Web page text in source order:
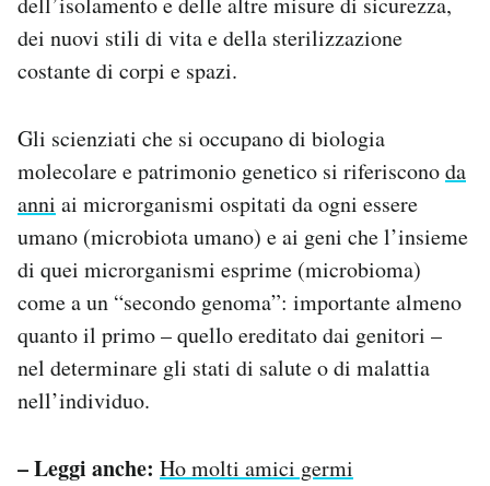
dei nuovi stili di vita e della sterilizzazione
costante di corpi e spazi.
Gli scienziati che si occupano di biologia
molecolare e patrimonio genetico si riferisconoda
anni ai microrganismi ospitati da ogni essere
umano (microbiota umano) e ai geni che l’insieme
di quei microrganismi esprime (microbioma)
come a un “secondo genoma”: importante almeno
quanto il primo – quello ereditato dai genitori –
nel determinare gli stati di salute o di malattia
nell’individuo.
– Leggi anche: Ho molti amici germi